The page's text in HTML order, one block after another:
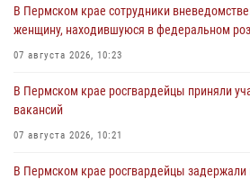
В Пермском крае сотрудники
женщину, находившуюся в федеральном
07 августа 2026, 10:23
В Пермском крае росгвардейцы приняли
вакансий
07 августа 2026, 10:21
В Пермском крае росгвардейцы задержали